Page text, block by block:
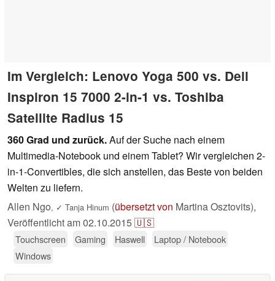
Im Vergleich: Lenovo Yoga 500 vs. Dell
Inspiron 15 7000 2-in-1 vs. Toshiba
Satellite Radius 15
360 Grad und zurück.Auf der Suche nach einem
Multimedia-Notebook und einem Tablet? Wir vergleichen 2-
in-1-Convertibles, die sich anstellen, das Beste von beiden
Welten zu liefern.
Allen Ngo, ✓ Tanja Hinum (übersetzt von Martina Osztovits),
Veröffentlicht am02.10.2015🇺🇸
Touchscreen Gaming Haswell
Laptop / Notebook
Windows